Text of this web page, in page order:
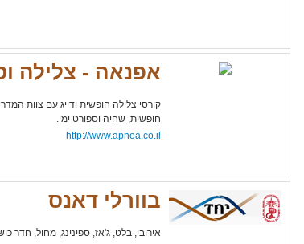
אפנאה - צלילה
קורסי צלילה חופשית ודייג עם צוות
חופשית, שחיה וספורט ימי.
http://www.apnea.co.il
בוורלי דאנס
אירובי, בלט, ג'אז, ספינינג, מחול, חדר